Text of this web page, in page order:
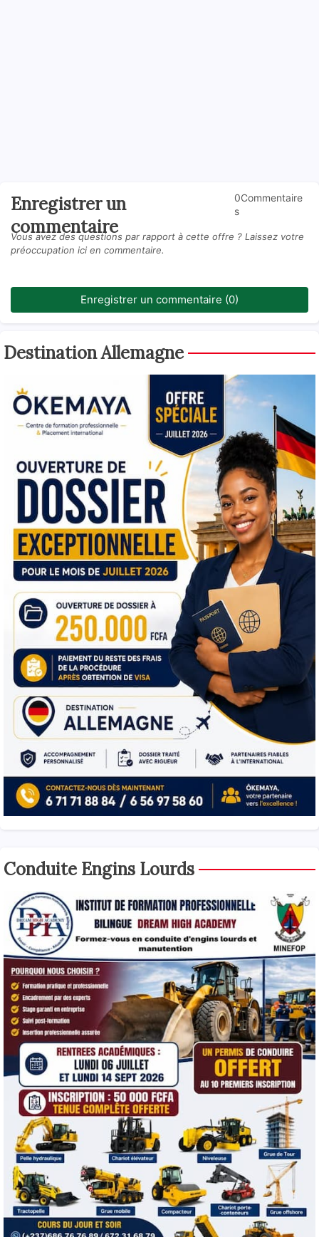
Enregistrer un
commentaire
0Commentaire
s
Vous avez des questions par rapport à cette offre ? Laissez votre
préoccupation ici en commentaire.
Enregistrer un commentaire (0)
Destination Allemagne
Conduite Engins Lourds